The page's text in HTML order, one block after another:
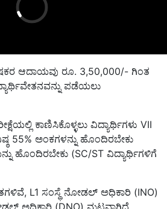
ಆದಾಯವು ರೂ. 3,50,000/- ಗಿಂತ
ಪಡೆಯಲು
ಕಾಣಿಸಿಕೊಳ್ಳಲು ವಿದ್ಯಾರ್ಥಿಗಳು VII
55% ಅಂಕಗಳನ್ನು ಹೊಂದಿರಬೇಕು
ಹೊಂದಿರಬೇಕು (SC/ST ವಿದ್ಯಾರ್ಥಿಗಳಿಗೆ
L1 ಸಂಸ್ಥೆ ನೋಡಲ್ ಅಧಿಕಾರಿ (INO)
ಅಧಿಕಾರಿ (DNO) ಮಟ್ಟವಾಗಿದೆ.